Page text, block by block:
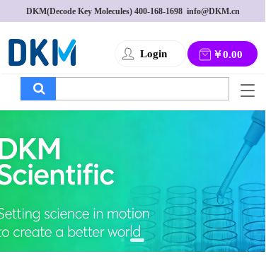
DKM(Decode Key Molecules) 400-168-1698
  info@DKM.cn
Login ￥0.00
T
g
g
l
a
v
i
g
a